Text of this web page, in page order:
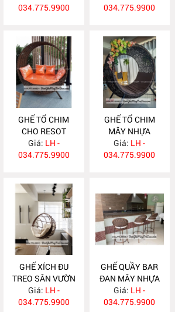
034.775.9900
034.775.9900
GHẾ TỔ CHIM
CHO RESOT
GN419
Giá: LH -
034.775.9900
GHẾ TỔ CHIM
MÂY NHỰA
GN418
Giá: LH -
034.775.9900
GHẾ XÍCH ĐU
TREO SÂN VƯỜN
GN416
Giá: LH -
034.775.9900
GHẾ QUẦY BAR
ĐAN MÂY NHỰA
GN415
Giá: LH -
034.775.9900